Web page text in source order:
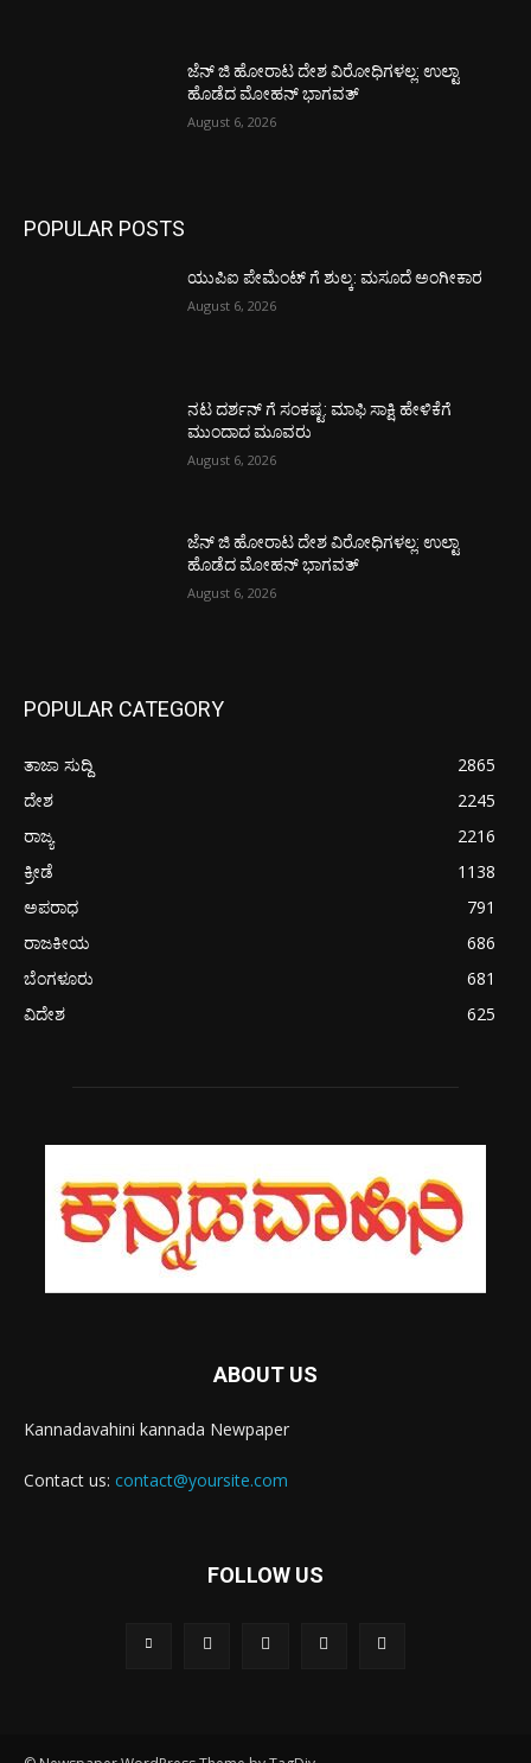
ಜೆನ್ ಜಿ ಹೋರಾಟ ದೇಶ ವಿರೋಧಿಗಳಲ್ಲ: ಉಲ್ಟಾ
ಹೊಡೆದ ಮೋಹನ್ ಭಾಗವತ್
August 6, 2026
POPULAR POSTS
ಯುಪಿಐ ಪೇಮೆಂಟ್ ಗೆ ಶುಲ್ಕ: ಮಸೂದೆ ಅಂಗೀಕಾರ
August 6, 2026
ನಟ ದರ್ಶನ್ ಗೆ ಸಂಕಷ್ಟ: ಮಾಫಿ ಸಾಕ್ಷಿ ಹೇಳಿಕೆಗೆ
ಮುಂದಾದ ಮೂವರು
August 6, 2026
ಜೆನ್ ಜಿ ಹೋರಾಟ ದೇಶ ವಿರೋಧಿಗಳಲ್ಲ: ಉಲ್ಟಾ
ಹೊಡೆದ ಮೋಹನ್ ಭಾಗವತ್
August 6, 2026
POPULAR CATEGORY
ತಾಜಾ ಸುದ್ದಿ
2865
ದೇಶ
2245
ರಾಜ್ಯ
2216
ಕ್ರೀಡೆ
1138
ಅಪರಾಧ
791
ರಾಜಕೀಯ
686
ಬೆಂಗಳೂರು
681
ವಿದೇಶ
625
ABOUT US
Kannadavahini kannada Newpaper
Contact us: contact@yoursite.com
FOLLOW US